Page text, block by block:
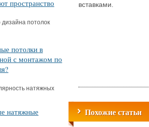
пространство
дизайна потолок
потолки в
с монтажом по
натяжных
натяжные
вставками.
Похожие статьи